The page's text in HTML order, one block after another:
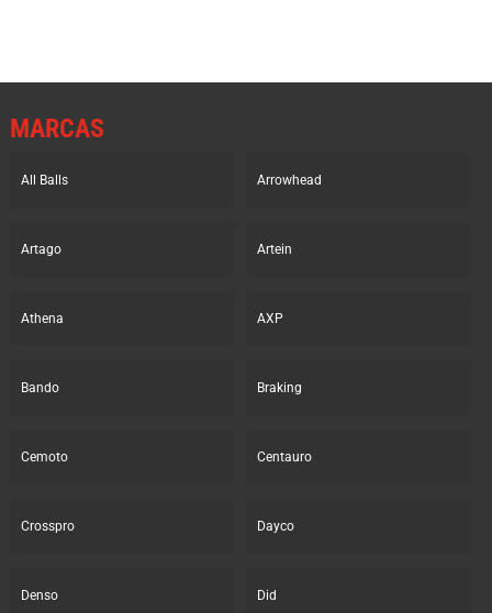
MARCAS
All Balls Arrowhead
Artago Artein
Athena AXP
Bando Braking
Cemoto Centauro
Crosspro Dayco
Denso Did